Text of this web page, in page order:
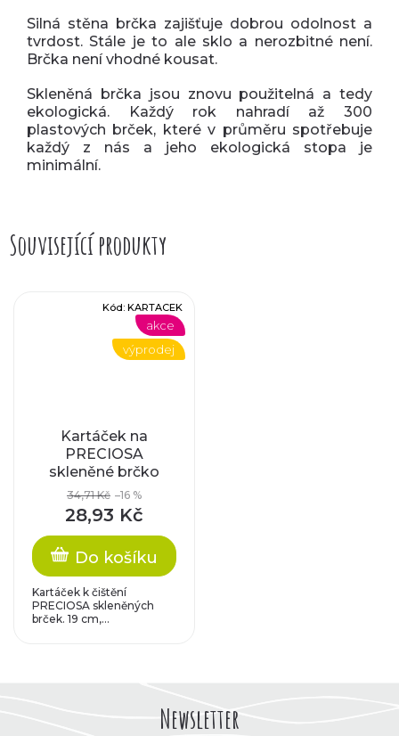
Silná stěna brčka zajišťuje dobrou odolnost a
tvrdost. Stále je to ale sklo a nerozbitné není.
Brčka není vhodné kousat.
Skleněná brčka jsou znovu použitelná a tedy
ekologická. Každý rok nahradí až 300
plastových brček, které v průměru spotřebuje
každý z nás a jeho ekologická stopa je
minimální.
Související produkty
akce
výprodej
Kartáček na
PRECIOSA
skleněné brčko
34,71 Kč –16 %
28,93 Kč
Do košíku
Kartáček k čištění
PRECIOSA skleněných
brček. 19 cm,...
Kód: KARTACEK
Newsletter